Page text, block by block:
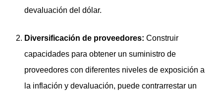
devaluación del dólar.
Diversificación de proveedores: Construir
capacidades para obtener un suministro de
proveedores con diferentes niveles de exposición a
la inflación y devaluación, puede contrarrestar un